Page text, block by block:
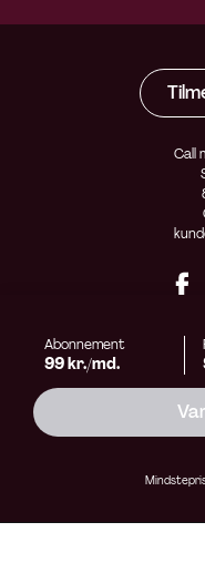
Abonnement
99 kr./md.
Call